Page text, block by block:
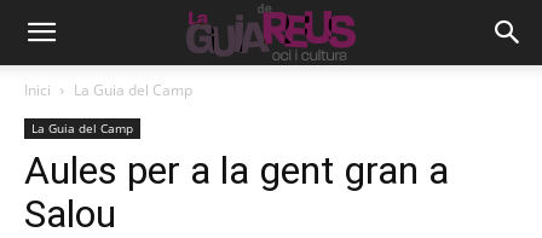
Inici La Guia del Camp
La Guia del Camp
Aules per a la gent gran a
Salou